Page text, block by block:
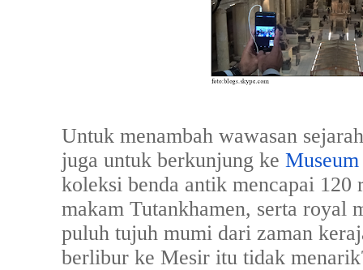
Untuk menambah wawasan
juga untuk berkunjung ke
koleksi benda antik mencapai
makam Tutankhamen, serta royal
puluh tujuh mumi dari zaman
berlibur ke Mesir itu tidak